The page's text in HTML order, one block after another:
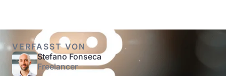
VERFASST VON
Stefano Fonseca
Freelancer